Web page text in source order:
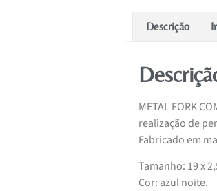
Descrição
METAL FORK
realização de
Fabricado em
Tamanho: 19 x
Cor: azul noite.